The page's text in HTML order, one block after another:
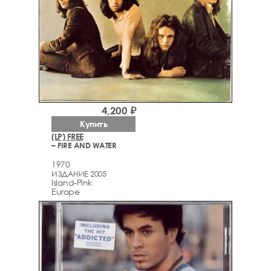
(LP) FREE
– FIRE AND WATER
1970
ИЗДАНИЕ 2005
Island-Pink
Europe
4,200 ₽
Купить